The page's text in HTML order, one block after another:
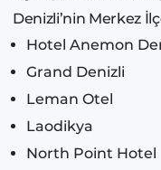
Denizli’nin Merkez
Hotel Anemon
Grand Denizli
Leman Otel
Laodikya
North Point Hotel